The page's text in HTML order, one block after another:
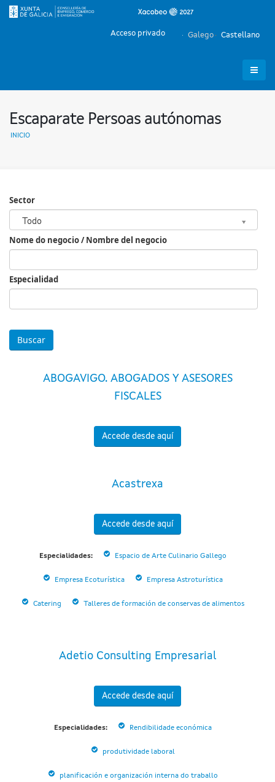
Galego Castellano
Acceso privado
Escaparate Persoas autónomas
INICIO
Sector
Todo
Sector
Nome do negocio / Nombre del negocio
Especialidad
ABOGAVIGO. ABOGADOS Y ASESORES
FISCALES
Accede desde aquí
Acastrexa
Accede desde aquí
Especialidades: Espacio de Arte Culinario Gallego
Empresa Ecoturística Empresa Astroturística
Catering Talleres de formación de conservas de alimentos
Adetio Consulting Empresarial
Accede desde aquí
Especialidades: Rendibilidade económica
produtividade laboral
planificación e organización interna do traballo